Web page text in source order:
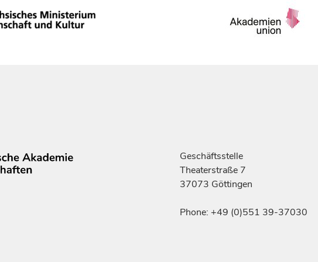
Geschäftsstelle
Theaterstraße 7
37073 Göttingen
Phone: +49 (0)551 39-37030